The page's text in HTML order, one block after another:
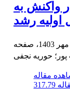
واکنش به
رشد
پور؛ حوریه نجفی
مقاله